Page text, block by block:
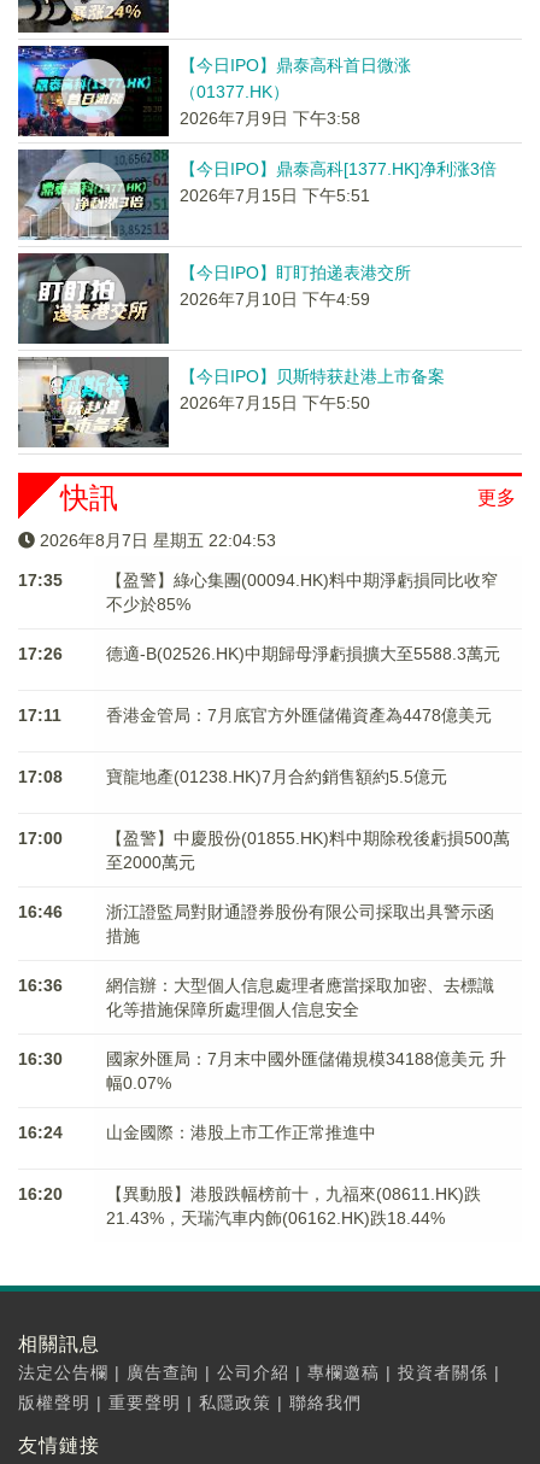
【今日IPO】鼎泰高科首日微涨
（01377.HK）
2026年7月9日 下午3:58
【今日IPO】鼎泰高科[1377.HK]净利涨3倍
2026年7月15日 下午5:51
【今日IPO】盯盯拍递表港交所
2026年7月10日 下午4:59
【今日IPO】贝斯特获赴港上市备案
2026年7月15日 下午5:50
更多
快訊
2026年8月7日 星期五 22:04:53
17:35
【盈警】綠心集團(00094.HK)料中期淨虧損同比收窄
不少於85%
17:26 德適-B(02526.HK)中期歸母淨虧損擴大至5588.3萬元
17:11 香港金管局：7月底官方外匯儲備資產為4478億美元
17:08 寶龍地產(01238.HK)7月合約銷售額約5.5億元
17:00
【盈警】中慶股份(01855.HK)料中期除稅後虧損500萬
至2000萬元
16:46
浙江證監局對財通證券股份有限公司採取出具警示函
措施
16:36
網信辦：大型個人信息處理者應當採取加密、去標識
化等措施保障所處理個人信息安全
16:30
國家外匯局：7月末中國外匯儲備規模34188億美元 升
幅0.07%
16:24 山金國際：港股上市工作正常推進中
16:20
【異動股】港股跌幅榜前十，九福來(08611.HK)跌
21.43%，天瑞汽車内飾(06162.HK)跌18.44%
相關訊息
法定公告欄 | 廣告查詢 | 公司介紹 | 專欄邀稿 | 投資者關係 |
版權聲明 | 重要聲明 | 私隱政策 | 聯絡我們
友情鏈接